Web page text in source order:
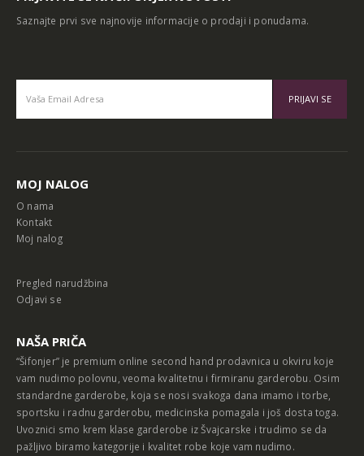
Saznajte prvi sve najnovije informacije o prodaji i ponudama.
MOJ NALOG
O nama
Kontakt
Moj nalog
Pregled narudžbina
Odjavi se
NAŠA PRIČA
“Šifonjer” je premium online second hand prodavnica u okviru koje
vam nudimo polovnu, veoma kvalitetnu i firmiranu garderobu. Osim
standardne garderobe, koja se nosi svakoga dana imamo i torbe,
sportsku i radnu garderobu, medicinska pomagala i još dosta toga.
Uvoznici smo krem klase garderobe iz Švajcarske i trudimo se da
pažljivo biramo kategorije i kvalitet robe koje vam nudimo.